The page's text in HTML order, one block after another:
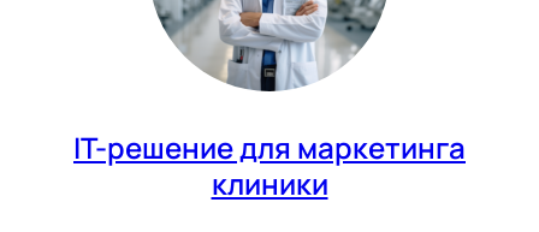
IT-решение для маркетинга
клиники